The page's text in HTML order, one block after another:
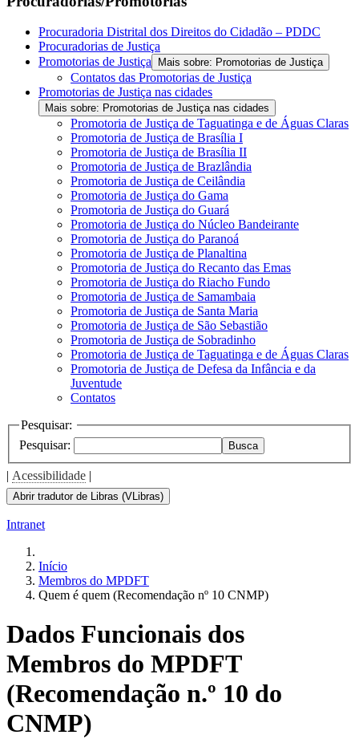
Procuradoria Distrital dos Direitos do Cidadão – PDDC
Procuradorias de Justiça
Promotorias de Justiça
Mais sobre: Promotorias de Justiça
Contatos das Promotorias de Justiça
Promotorias de Justiça nas cidades
Mais sobre: Promotorias de Justiça nas cidades
Promotoria de Justiça de Taguatinga e de Águas Claras
Promotoria de Justiça de Brasília I
Promotoria de Justiça de Brasília II
Promotoria de Justiça de Brazlândia
Promotoria de Justiça de Ceilândia
Promotoria de Justiça do Gama
Promotoria de Justiça do Guará
Promotoria de Justiça do Núcleo Bandeirante
Promotoria de Justiça do Paranoá
Promotoria de Justiça de Planaltina
Promotoria de Justiça do Recanto das Emas
Promotoria de Justiça do Riacho Fundo
Promotoria de Justiça de Samambaia
Promotoria de Justiça de Santa Maria
Promotoria de Justiça de São Sebastião
Promotoria de Justiça de Sobradinho
Promotoria de Justiça de Taguatinga e de Águas Claras
Promotoria de Justiça de Defesa da Infância e da
Juventude
Contatos
Pesquisar:
Pesquisar:
Busca
| Acessibilidade |
Abrir tradutor de Libras (VLibras)
Intranet
Início
Membros do MPDFT
Quem é quem (Recomendação nº 10 CNMP)
Dados Funcionais dos
Membros do MPDFT
(Recomendação n.º 10 do
CNMP)